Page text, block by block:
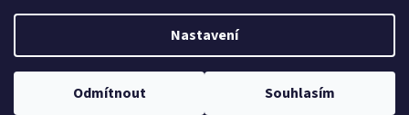
Nastavení
Odmítnout Souhlasím
Vytvořil Shoptet
Copyright 2026 . Všechna práva vyhrazena.